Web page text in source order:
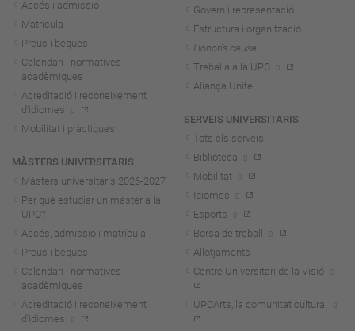
Accés i admissió
Matrícula
Preus i beques
Calendari i normatives
acadèmiques
Acreditació i reconeixement
d'idiomes
Mobilitat i pràctiques
MÀSTERS UNIVERSITARIS
Màsters universitaris 2026-2027
Per què estudiar un màster a la
UPC?
Accés, admissió i matrícula
Preus i beques
Calendari i normatives
acadèmiques
Acreditació i reconeixement
d'idiomes
Govern i representació
Estructura i organització
Honoris causa
Treballa a la UPC
Aliança Unite!
SERVEIS UNIVERSITARIS
Tots els serveis
Biblioteca
Mobilitat
Idiomes
Esports
Borsa de treball
Allotjaments
Centre Universitari de la Visió
UPCArts, la comunitat cultural